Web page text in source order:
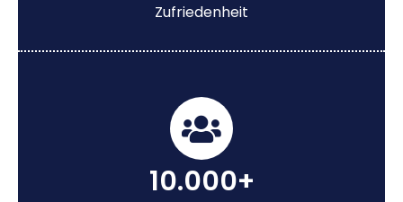
Zufriedenheit
10.000+